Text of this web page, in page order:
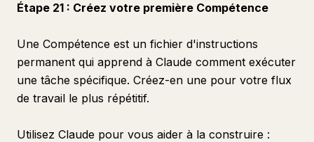
Étape 21 : Créez votre première Compétence
Une Compétence est un fichier d'instructions
permanent qui apprend à Claude comment exécuter
une tâche spécifique. Créez-en une pour votre flux
de travail le plus répétitif.
Utilisez Claude pour vous aider à la construire :